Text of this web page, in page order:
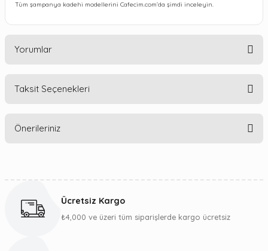
Tüm şampanya kadehi modellerini Cafecim.com’da şimdi inceleyin.
Yorumlar
Taksit Seçenekleri
Önerileriniz
Görüş ve önerileriniz için teşekkür ederiz.
Ücretsiz Kargo
₺4,000 ve üzeri tüm siparişlerde kargo ücretsiz